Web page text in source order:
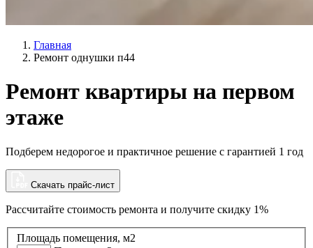
Главная
Ремонт однушки п44
Ремонт квартиры на первом
этаже
Подберем недорогое и практичное решение с гарантией 1 год
Скачать прайс-лист
Рассчитайте стоимость ремонта и получите скидку 1%
Площадь помещения, м2